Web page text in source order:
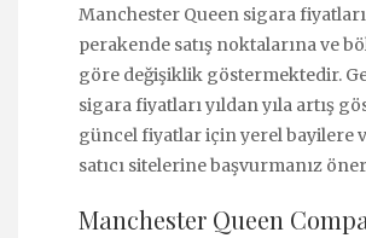
Manchester Queen sigara
perakende satış noktalarına ve
göre değişiklik göstermektedir.
sigara fiyatları yıldan yıla artış
güncel fiyatlar için yerel bayilere
satıcı sitelerine başvurmanız
Manchester Queen